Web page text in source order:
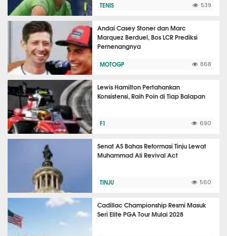
TENIS 539
Andai Casey Stoner dan Marc
Marquez Berduel, Bos LCR Prediksi
Pemenangnya
MOTOGP 868
Lewis Hamilton Pertahankan
Konsistensi, Raih Poin di Tiap Balapan
F1 690
Senat AS Bahas Reformasi Tinju Lewat
Muhammad Ali Revival Act
TINJU 560
Cadillac Championship Resmi Masuk
Seri Elite PGA Tour Mulai 2028